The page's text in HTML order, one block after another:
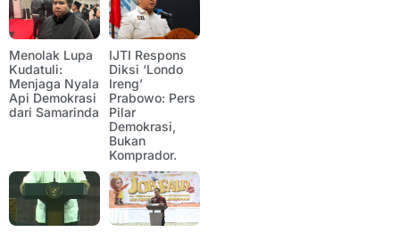
Menolak Lupa
Kudatuli:
Menjaga Nyala
Api Demokrasi
dari Samarinda
IJTI Respons
Diksi ‘Londo
Ireng’
Prabowo: Pers
Pilar
Demokrasi,
Bukan
Komprador.